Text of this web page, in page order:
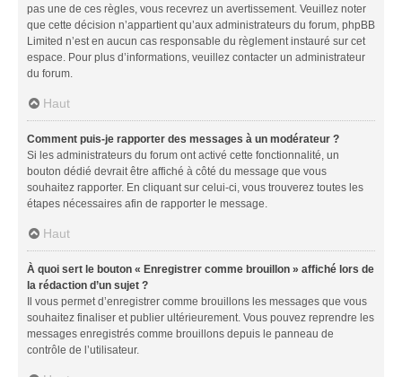
pas une de ces règles, vous recevrez un avertissement. Veuillez noter
que cette décision n’appartient qu’aux administrateurs du forum, phpBB
Limited n’est en aucun cas responsable du règlement instauré sur cet
espace. Pour plus d’informations, veuillez contacter un administrateur
du forum.
Haut
Comment puis-je rapporter des messages à un modérateur ?
Si les administrateurs du forum ont activé cette fonctionnalité, un
bouton dédié devrait être affiché à côté du message que vous
souhaitez rapporter. En cliquant sur celui-ci, vous trouverez toutes les
étapes nécessaires afin de rapporter le message.
Haut
À quoi sert le bouton « Enregistrer comme brouillon » affiché lors de
la rédaction d’un sujet ?
Il vous permet d’enregistrer comme brouillons les messages que vous
souhaitez finaliser et publier ultérieurement. Vous pouvez reprendre les
messages enregistrés comme brouillons depuis le panneau de
contrôle de l’utilisateur.